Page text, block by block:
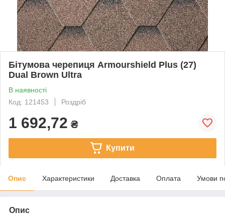
Бітумова черепиця Armourshield Plus (27)
Dual Brown Ultra
В наявності
Код: 121453
Роздріб
1 692,72 ₴
Купити
Опис Характеристики Доставка Оплата Умови
Опис